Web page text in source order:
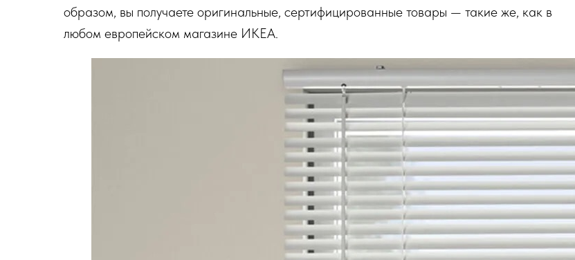
образом, вы получаете оригинальные, сертифицированные товары — такие же, как в
любом европейском магазине ИКЕА.